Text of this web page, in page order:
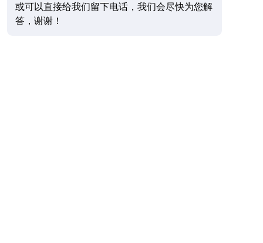
或可以直接给我们留下电话，我们会尽快为您解
答，谢谢！